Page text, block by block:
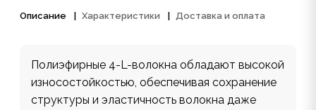
Описание Характеристики Доставка и оплата
Полиэфирные 4-L-волокна обладают высокой
износостойкостью, обеспечивая сохранение
структуры и эластичность волокна даже